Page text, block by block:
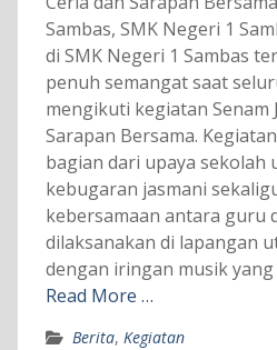
Sambas, SMK Negeri 1
di SMK Negeri 1 Sambas
penuh semangat saat
mengikuti kegiatan Senam
Sarapan Bersama.
bagian dari upaya
kebugaran jasmani
kebersamaan antara guru
dilaksanakan di lapangan
dengan iringan musik
Read More …
Berita, Kegiatan